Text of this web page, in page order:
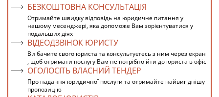
БЕЗКОШТОВНА КОНСУЛЬТАЦІЯ
Отримайте швидку відповідь на юридичне питання у
нашому месенджері, яка допоможе Вам зорієнтуватися у
подальших діях
ВІДЕОДЗВІНОК ЮРИСТУ
Ви бачите свого юриста та консультуєтесь з ним через екран
, щоб отримати послугу Вам не потрібно йти до юриста в офіс
ОГОЛОСІТЬ ВЛАСНИЙ ТЕНДЕР
Про надання юридичної послуги та отримайте найвигіднішу
пропозицію